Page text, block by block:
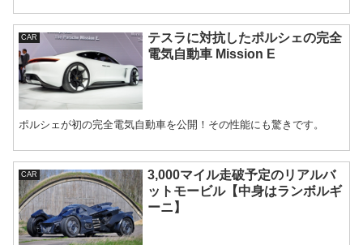
CAR
テスラに対抗したポルシェの完全
電気自動車 Mission E
ポルシェが初の完全電気自動車を公開！その性能にも驚きです。
CAR
3,000マイル走破予定のリアルバ
ットモービル【中身はランボルギ
ーニ】